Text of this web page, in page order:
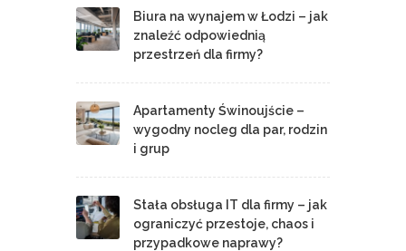
Biura na wynajem w Łodzi – jak
znaleźć odpowiednią
przestrzeń dla firmy?
Apartamenty Świnoujście –
wygodny nocleg dla par, rodzin
i grup
Stała obsługa IT dla firmy – jak
ograniczyć przestoje, chaos i
przypadkowe naprawy?